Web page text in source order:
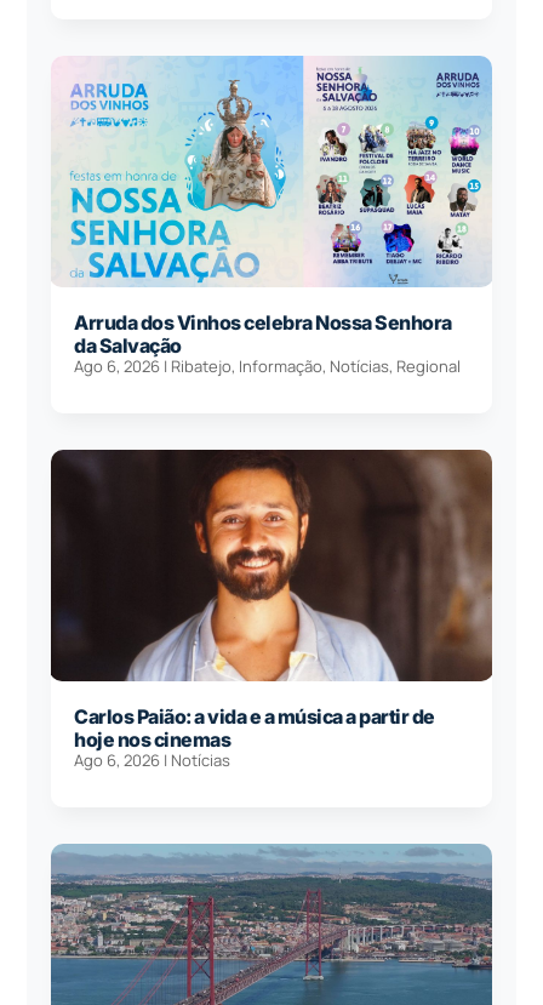
Arruda dos Vinhos celebra Nossa Senhora
da Salvação
Ago 6, 2026 | Ribatejo, Informação, Notícias, Regional
Carlos Paião: a vida e a música a partir de
hoje nos cinemas
Ago 6, 2026 | Notícias